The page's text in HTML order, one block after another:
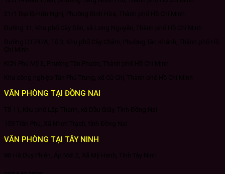
VĂN PHÒNG TẠI ĐỒNG NAI
VĂN PHÒNG TẠI TÂY NINH